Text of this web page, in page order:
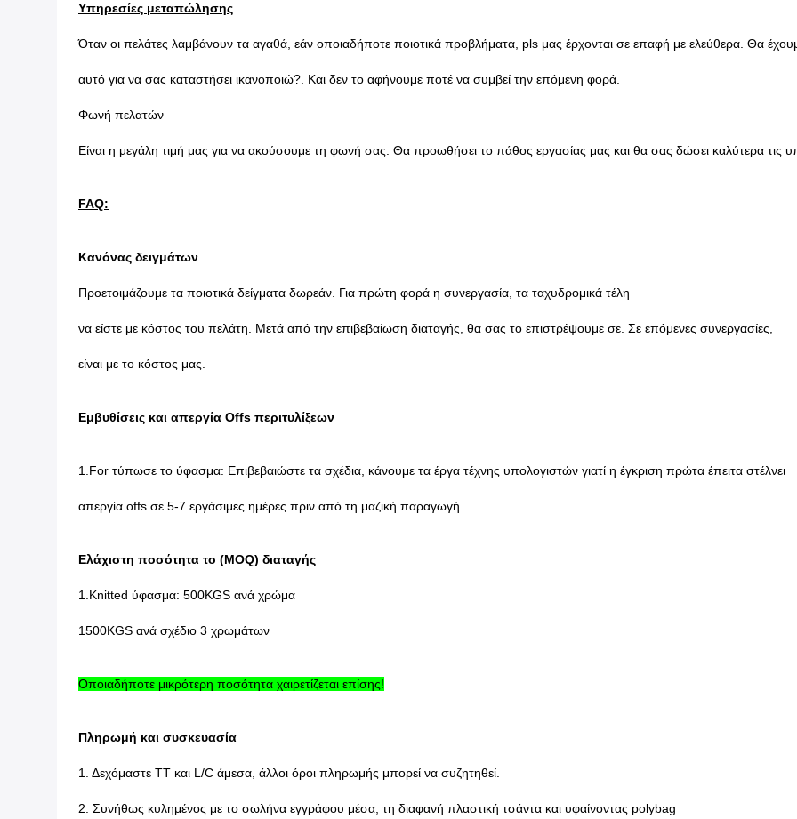
Υπηρεσίες μεταπώλησης
Όταν οι πελάτες λαμβάνουν τα αγαθά, εάν οποιαδήποτε ποιοτικά προβλήματα, pls μας έρχονται σε επαφή με ελεύθερα. Θα
αυτό για να σας καταστήσει ικανοποιώ?. Και δεν το αφήνουμε ποτέ να συμβεί την επόμενη φορά.
Φωνή πελατών
Είναι η μεγάλη τιμή μας για να ακούσουμε τη φωνή σας. Θα προωθήσει το πάθος εργασίας μας και θα σας δώσει καλύτερα τις
FAQ:
Κανόνας δειγμάτων
Προετοιμάζουμε τα ποιοτικά δείγματα δωρεάν. Για πρώτη φορά η συνεργασία, τα ταχυδρομικά τέλη
να είστε με κόστος του πελάτη. Μετά από την επιβεβαίωση διαταγής, θα σας το επιστρέψουμε σε. Σε επόμενες συνεργασίες,
είναι με το κόστος μας.
Εμβυθίσεις και απεργία Offs περιτυλίξεων
1.For τύπωσε το ύφασμα: Επιβεβαιώστε τα σχέδια, κάνουμε τα έργα τέχνης υπολογιστών γιατί η έγκριση πρώτα έπειτα στέλνει
απεργία offs σε 5-7 εργάσιμες ημέρες πριν από τη μαζική παραγωγή.
Ελάχιστη ποσότητα το (MOQ) διαταγής
1.Knitted ύφασμα: 500KGS ανά χρώμα
1500KGS ανά σχέδιο 3 χρωμάτων
Οποιαδήποτε μικρότερη ποσότητα χαιρετίζεται επίσης!
Πληρωμή και συσκευασία
1. Δεχόμαστε TT και L/C άμεσα, άλλοι όροι πληρωμής μπορεί να συζητηθεί.
2. Συνήθως κυλημένος με το σωλήνα εγγράφου μέσα, τη διαφανή πλαστική τσάντα και υφαίνοντας polybag